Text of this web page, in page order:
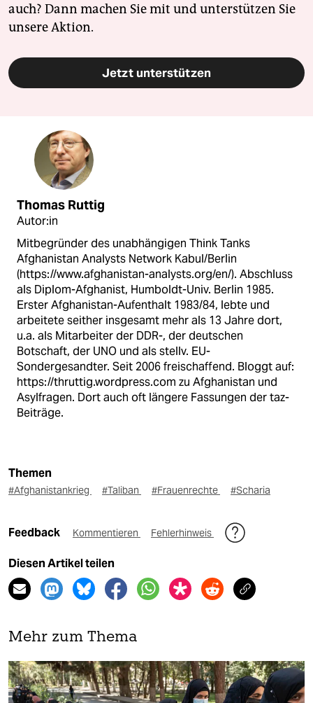
auch? Dann machen Sie mit und unterstützen Sie
unsere Aktion.
Jetzt unterstützen
Thomas Ruttig
Autor:in
Mitbegründer des unabhängigen Think Tanks
Afghanistan Analysts Network Kabul/Berlin
(https://www.afghanistan-analysts.org/en/). Abschluss
als Diplom-Afghanist, Humboldt-Univ. Berlin 1985.
Erster Afghanistan-Aufenthalt 1983/84, lebte und
arbeitete seither insgesamt mehr als 13 Jahre dort,
u.a. als Mitarbeiter der DDR-, der deutschen
Botschaft, der UNO und als stellv. EU-
Sondergesandter. Seit 2006 freischaffend. Bloggt auf:
https://thruttig.wordpress.com zu Afghanistan und
Asylfragen. Dort auch oft längere Fassungen der taz-
Beiträge.
Themen
#Afghanistankrieg #Taliban #Frauenrechte #Scharia
Feedback Kommentieren Fehlerhinweis
Diesen Artikel teilen
Mehr zum Thema